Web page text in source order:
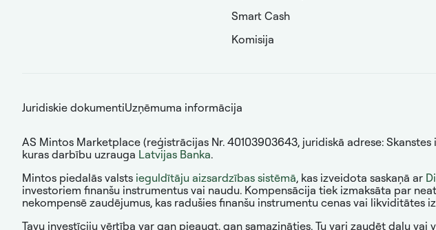
Smart Cash
Komisija
Juridiskie dokumentiUzņēmuma informācija
AS Mintos Marketplace (reģistrācijas Nr. 40103903643, juridiskā adrese:
kuras darbību uzrauga Latvijas Banka.
Mintos piedalās valsts ieguldītāju aizsardzības sistēmā, kas izveidota saskaņā ar
investoriem finanšu instrumentus vai naudu. Kompensācija tiek izmaksāta par
nekompensē zaudējumus, kas radušies finanšu instrumentu cenas vai likviditātes
Tavu investīciju vērtība var gan pieaugt, gan samazināties. Tu vari zaudēt daļu vai